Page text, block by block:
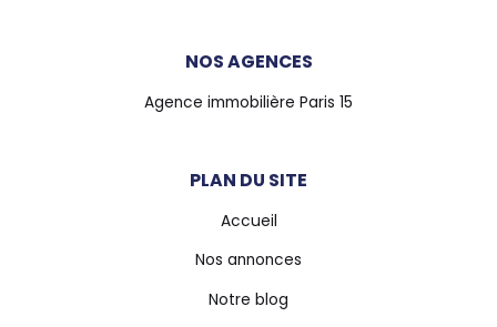
NOS AGENCES
Agence immobilière Paris 15
PLAN DU SITE
Accueil
Nos annonces
Notre blog